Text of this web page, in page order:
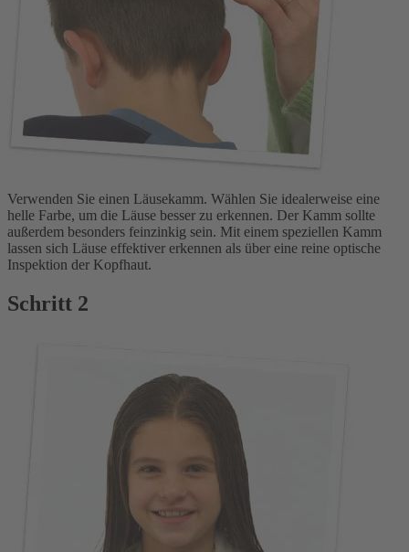
Verwenden Sie einen Läusekamm. Wählen Sie idealerweise eine
helle Farbe, um die Läuse besser zu erkennen. Der Kamm sollte
außerdem besonders feinzinkig sein. Mit einem speziellen Kamm
lassen sich Läuse effektiver erkennen als über eine reine optische
Inspektion der Kopfhaut.
Schritt 2